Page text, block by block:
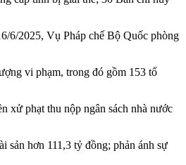
6/2025, Vụ Pháp chế Bộ Quốc phòng
vi phạm, trong đó gồm 153 tổ
xử phạt thu nộp ngân sách nhà nước
sản hơn 111,3 tỷ đồng; phản ánh sự